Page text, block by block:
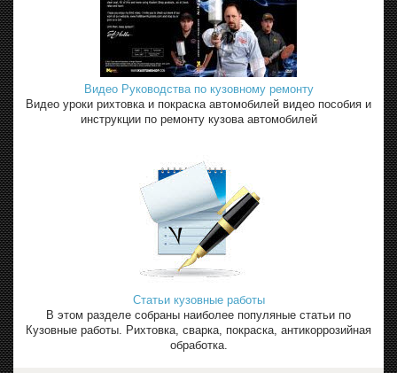
Видео Руководства по кузовному ремонту
Видео уроки рихтовка и покраска автомобилей видео пособия и
инструкции по ремонту кузова автомобилей
Статьи кузовные работы
В этом разделе собраны наиболее популяные статьи по
Кузовные работы. Рихтовка, сварка, покраска, антикоррозийная
обработка.